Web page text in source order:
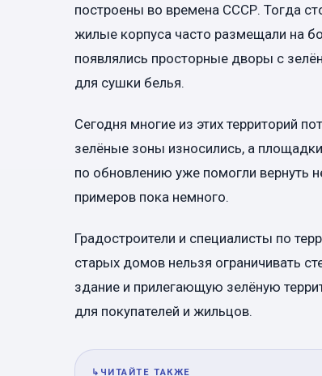
построены во времена СССР. Тогда
жилые корпуса часто размещали на
появлялись просторные дворы с
для сушки белья.
Сегодня многие из этих территорий
зелёные зоны износились, а
по обновлению уже помогли вернуть
примеров пока немного.
Градостроители и специалисты по
старых домов нельзя ограничивать
здание и прилегающую зелёную
для покупателей и жильцов.
↳ ЧИТАЙТЕ ТАКЖЕ